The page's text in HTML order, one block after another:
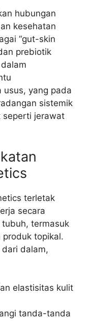
hubungan
kesehatan
“gut-skin
prebiotik
usus, yang pada
sistemik
seperti jerawat
terletak
secara
termasuk
produk topikal.
dalam,
elastisitas kulit
tanda-tanda